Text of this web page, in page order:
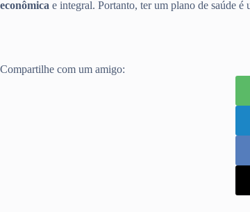
econômica e integral. Portanto, ter um plano de saúde
Compartilhe com um amigo: